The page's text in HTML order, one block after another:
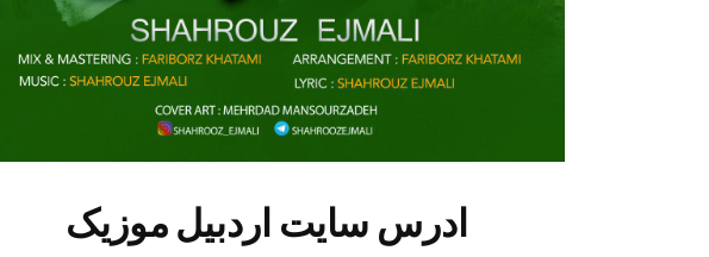
ادرس سایت اردبیل موزیک